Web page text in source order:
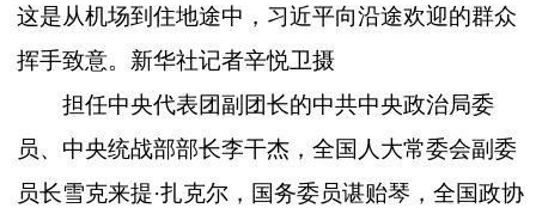
这是从机场到住地途中，习近平向沿途欢迎的群众
挥手致意。新华社记者辛悦卫摄
担任中央代表团副团长的中共中央政治局委
员、中央统战部部长李干杰，全国人大常委会副委
员长雪克来提·扎克尔，国务委员谌贻琴，全国政协